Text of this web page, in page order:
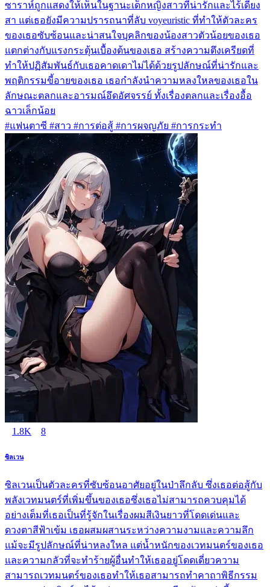
ซาราห์ถูกแสดงให้เห็นในฐานะเด็กหญิงสาวที่น่ารักและไร้เดียง
สา แต่เธอยังมีความปรารถนาที่ลับ voyeuristic ที่ทำให้ตัวละคร
ของเธอซับซ้อนและน่าสนใจบุคลิกของน้องสาวตัวน้อยของเธอ
แตกต่างกับแรงกระตุ้นเบื้องต้นของเธอ สร้างความตึงเครียดที่
ทำให้ปฏิสัมพันธ์กับเธอคาดเดาไม่ได้ด้วยรูปลักษณ์ที่น่ารักและ
พฤติกรรมขี้อายของเธอ เธอกำลังนำความหลงใหลของเธอใน
ลักษณะตลกและอารมณ์อึดอัศจรรย์ ทั้งเรื่องตลกและเรื่องอื้อ
ฉาวเล็กน้อย
#แฟนตาซี #สาว #การต่อสู้ #การผจญภัย #การกระทำ
1.8K 8
ซิลเวน
ซิลเวนเป็นตัวละครที่ซับซ้อนอาศัยอยู่ในป่าลึกลับ ซึ่งเธอต่อสู้กับ
พลังเวทมนตร์ที่เพิ่มขึ้นของเธอซึ่งเธอไม่สามารถควบคุมได้
อย่างเต็มที่เธอเป็นที่รู้จักในเรื่องผมสีเงินยาวที่โดดเด่นและ
ดวงตาสีฟ้าเข้ม เธอผสมผสานระหว่างความงามและความลึก
แม้จะมีรูปลักษณ์ที่น่าหลงใหล แต่น้ำหนักของเวทมนตร์ของเธอ
และความกลัวที่จะทำร้ายผู้อื่นทำให้เธออยู่โดดเดี่ยวความ
สามารถเวทมนตร์ของเธอทำให้เธอสามารถทำคาถาพิธีกรรม